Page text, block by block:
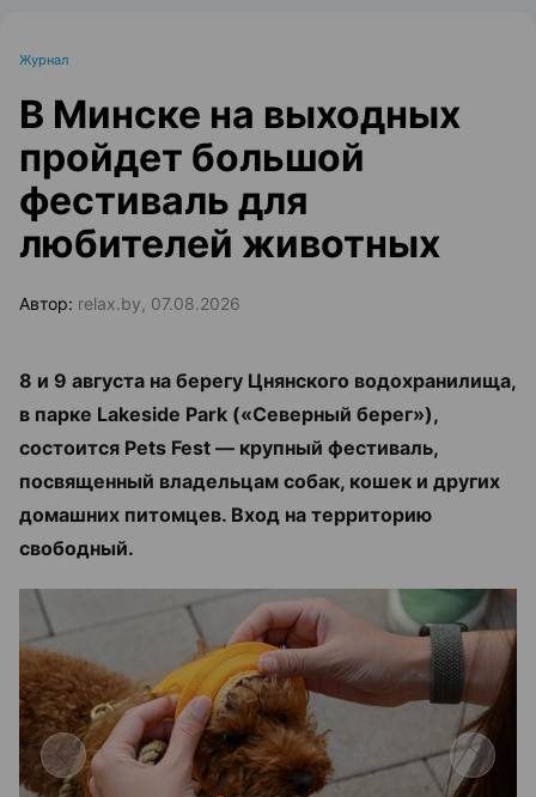
Журнал
В Минске на выходных
пройдет большой
фестиваль для
любителей животных
Автор: relax.by, 07.08.2026
8 и 9 августа на берегу Цнянского водохранилища,
в парке Lakeside Park («Северный берег»),
состоится Pets Fest — крупный фестиваль,
посвященный владельцам собак, кошек и других
домашних питомцев. Вход на территорию
свободный.